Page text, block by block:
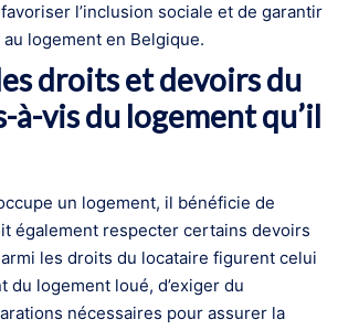
l’inclusion sociale et de garantir
logement en Belgique.
droits et devoirs du
à-vis du logement qu’il
un logement, il bénéficie de
également respecter certains devoirs
les droits du locataire figurent celui
du logement loué, d’exiger du
nécessaires pour assurer la